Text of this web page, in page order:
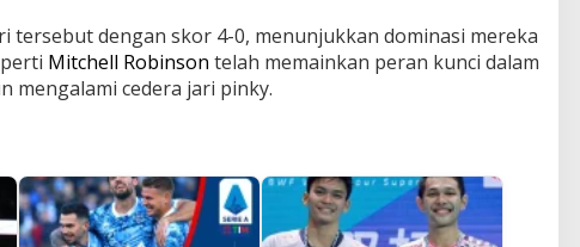
tersebut dengan skor 4-0, menunjukkan dominasi mereka
Mitchell Robinson telah memainkan peran kunci dalam
mengalami cedera jari pinky.